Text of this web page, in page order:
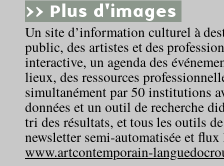
>> Plus d'images
Un site d’information culturel à
public, des artistes et des
interactive, un agenda des
lieux, des ressources
simultanément par 50 institutions
données et un outil de recherche
tri des résultats, et tous les outils
newsletter semi-automatisée et flux
www.artcontemporain-